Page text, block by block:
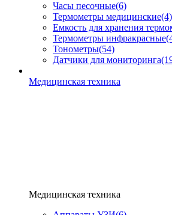
Часы песочные(6)
Термометры медицинские(4)
Емкость для хранения
Термометры инфракрасные
Тонометры(54)
Датчики для мониторинга
Медицинская техника
Медицинская техника